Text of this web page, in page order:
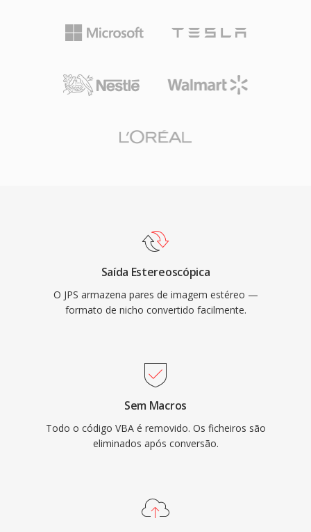
Saída Estereoscópica
O JPS armazena pares de imagem estéreo —
formato de nicho convertido facilmente.
Sem Macros
Todo o código VBA é removido. Os ficheiros são
eliminados após conversão.